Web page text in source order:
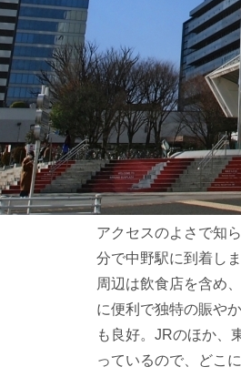
アクセスのよさで知
分で中野駅に到着し
周辺は飲食店を含め
に便利で独特の賑や
も良好。JRのほか、
っているので、どこ